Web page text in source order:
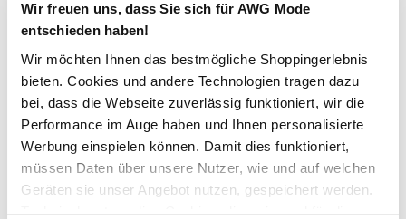
Wir freuen uns, dass Sie sich für AWG Mode
entschieden haben!
Wir möchten Ihnen das bestmögliche Shoppingerlebnis
bieten. Cookies und andere Technologien tragen dazu
bei, dass die Webseite zuverlässig funktioniert, wir die
Performance im Auge haben und Ihnen personalisierte
Werbung einspielen können. Damit dies funktioniert,
müssen Daten über unsere Nutzer, wie und auf welchen
Geräten sie unser Angebot nutzen, gespeichert werden.
In den Warenkorb
Schneller DHL Versand: in 1–3 Werktagen
Kostenfreie Rücksendung innerhalb 14 Tage